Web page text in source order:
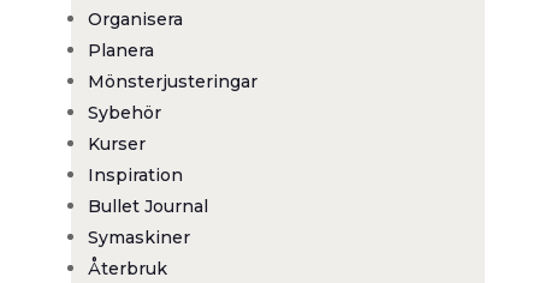
Organisera
Planera
Mönsterjusteringar
Sybehör
Kurser
Inspiration
Bullet Journal
Symaskiner
Återbruk